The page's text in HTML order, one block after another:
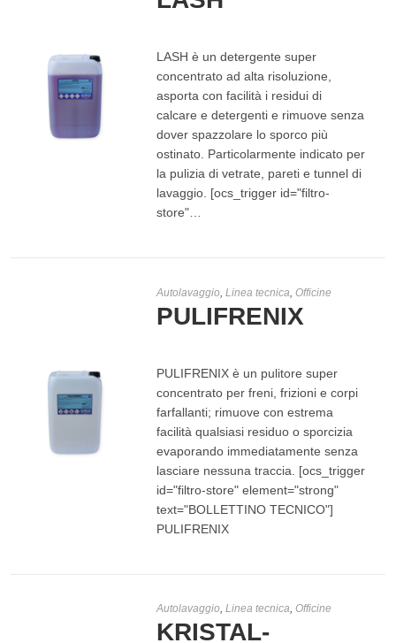
LASH è un detergente super
concentrato ad alta risoluzione,
asporta con facilità i residui di
calcare e detergenti e rimuove senza
dover spazzolare lo sporco più
ostinato. Particolarmente indicato per
la pulizia di vetrate, pareti e tunnel di
lavaggio. [ocs_trigger id="filtro-
store"…
Autolavaggio ,Linea tecnica ,Officine
PULIFRENIX
PULIFRENIX è un pulitore super
concentrato per freni, frizioni e corpi
farfallanti; rimuove con estrema
facilità qualsiasi residuo o sporcizia
evaporando immediatamente senza
lasciare nessuna traccia. [ocs_trigger
id="filtro-store" element="strong"
text="BOLLETTINO TECNICO"]
PULIFRENIX
Autolavaggio,Linea tecnica,Officine
KRISTAL-